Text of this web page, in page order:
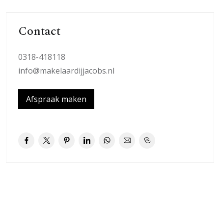
Contact
0318-418118
info@makelaardijjacobs.nl
Afspraak maken